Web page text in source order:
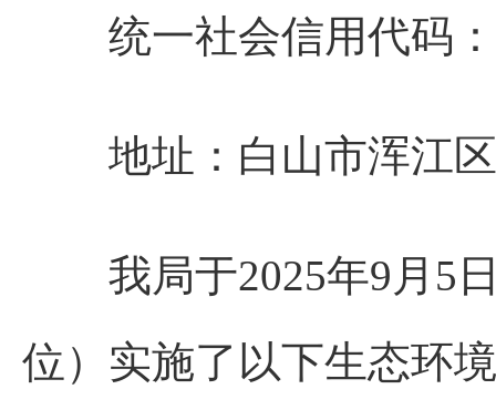
统一社会信用代码：
地址：白山市浑江区
我局于2025年9月5日
位）实施了以下生态环